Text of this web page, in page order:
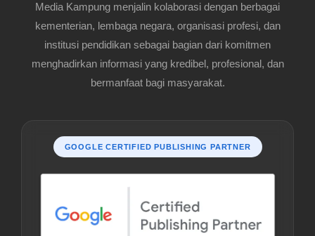
Media Kampung menjalin kolaborasi dengan berbagai
kementerian, lembaga negara, organisasi profesi, dan
institusi pendidikan sebagai bagian dari komitmen
menghadirkan informasi yang kredibel, profesional, dan
bermanfaat bagi masyarakat.
GOOGLE CERTIFIED PUBLISHING PARTNER